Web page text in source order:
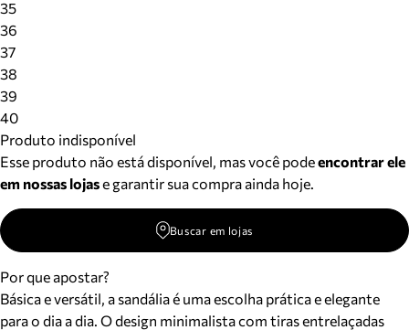
35
36
37
38
39
40
Produto indisponível
Esse produto não está disponível, mas você podeencontrar ele
em nossas lojase garantir sua compra ainda hoje.
Buscar em lojas
Por que apostar?
Básica e versátil, a sandália é uma escolha prática e elegante
para o dia a dia. O design minimalista com tiras entrelaçadas